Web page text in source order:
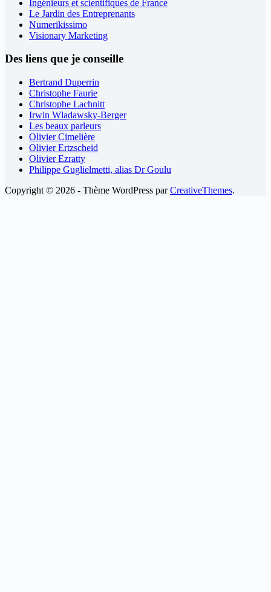
Ingénieurs et scientifiques de France
Le Jardin des Entreprenants
Numerikissimo
Visionary Marketing
Des liens que je conseille
Bertrand Duperrin
Christophe Faurie
Christophe Lachnitt
Irwin Wladawsky-Berger
Les beaux parleurs
Olivier Cimelière
Olivier Ertzscheid
Olivier Ezratty
Philippe Guglielmetti, alias Dr Goulu
Copyright © 2026 - Thème WordPress parCreativeThemes.